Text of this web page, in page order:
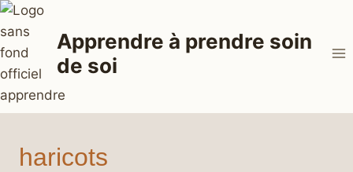
Aller
au
contenu
Apprendre à prendre soin
de soi
haricots